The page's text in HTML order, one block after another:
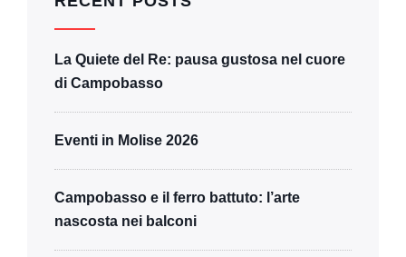
La Quiete del Re: pausa gustosa nel cuore
di Campobasso
Eventi in Molise 2026
Campobasso e il ferro battuto: l’arte
nascosta nei balconi